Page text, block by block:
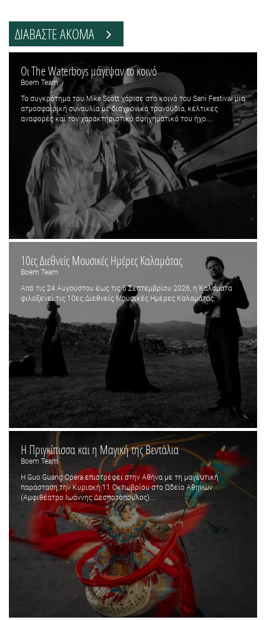
ΔΙΑΒΑΣΤΕ ΑΚΟΜΑ
Οι The Waterboys μάγεψαν το κοινό
Boem Team
Το συγκρότημα του Mike Scott χάρισε στο κοινό του Sani Festival μια
ατμοσφαιρική συναυλία με διαχρονικά τραγούδια, κέλτικες
αναφορές και τον χαρακτηριστικό αφηγηματικό του ήχο....
10ες Διεθνείς Μουσικές Ημέρες Καλαμάτας
Boem Team
Από τις 24 Αυγούστου έως τις 6 Σεπτεμβρίου 2026, η Καλαμάτα
φιλοξενεί τις 10ες Διεθνείς Μουσικές Ημέρες Καλαμάτας.
Η Πριγκίπισσα και η Μαγική της Βεντάλια
Boem Team
Η Guo Guang Opera επιστρέφει στην Αθήνα με τη μαγευτική
παράσταση την Κυριακή 11 Οκτωβρίου στο Ωδείο Αθηνών
(Αμφιθέατρο Ιωάννης Δεσποτόπουλος)....